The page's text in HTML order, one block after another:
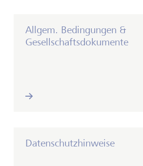
Allgem. Bedingungen &
Gesellschaftsdokumente
Datenschutzhinweise